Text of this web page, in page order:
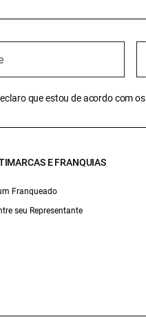
que estou de acordo com os
E FRANQUIAS
Franqueado
seu Representante